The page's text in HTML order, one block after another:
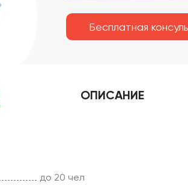
Бесплатная
ОПИСАНИЕ
до 20 чел